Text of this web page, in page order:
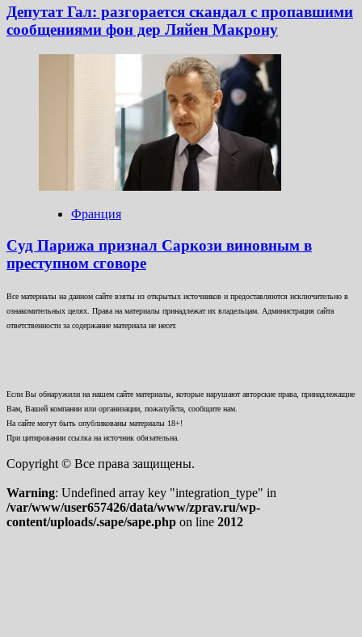
Депутат Гал: разгорается скандал с пропавшими
сообщениями фон дер Ляйен Макрону
Франция
Суд Парижа признал Саркози виновным в
преступном сговоре
Все материалы на данном сайте взяты из открытых источников и предоставляются исключительно в
ознакомительных целях. Права на материалы принадлежат их владельцам. Администрация сайта
ответственности за содержание материала не несет.
Если Вы обнаружили на нашем сайте материалы, которые нарушают авторские права, принадлежащие
Вам, Вашей компании или организации, пожалуйста, сообщите нам.
На сайте могут быть опубликованы материалы 18+!
При цитировании ссылка на источник обязательна.
Copyright © Все права защищены.
Warning: Undefined array key "integration_type" in
/var/www/user657426/data/www/zprav.ru/wp-
content/uploads/.sape/sape.php on line 2012